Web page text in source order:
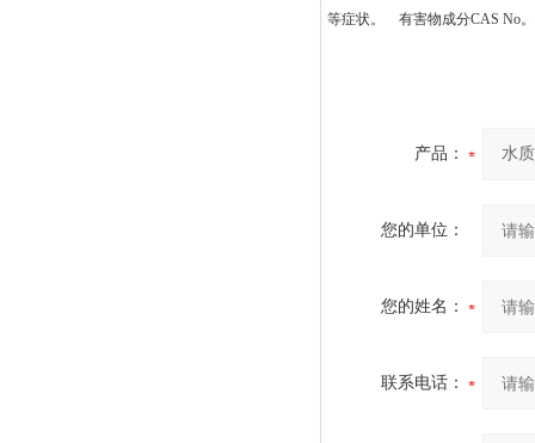
等症状。 有害物成分CAS No。
产品：
您的单位：
您的姓名：
联系电话：